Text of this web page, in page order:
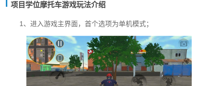
项目学位摩托车游戏玩法介绍
1、进入游戏主界面，首个选项为单机模式；